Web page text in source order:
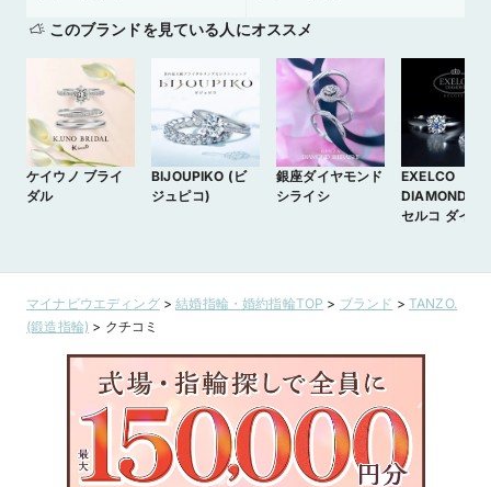
このブランドを見ている人にオススメ
ケイウノ ブライ
ダル
BIJOUPIKO (ビ
ジュピコ)
銀座ダイヤモンド
シライシ
EXELCO
DIAMOND (
セルコ ダイヤ
マイナビウエディング>結婚指輪・婚約指輪TOP > ブランド > TANZO.
(鍛造指輪) > クチコミ